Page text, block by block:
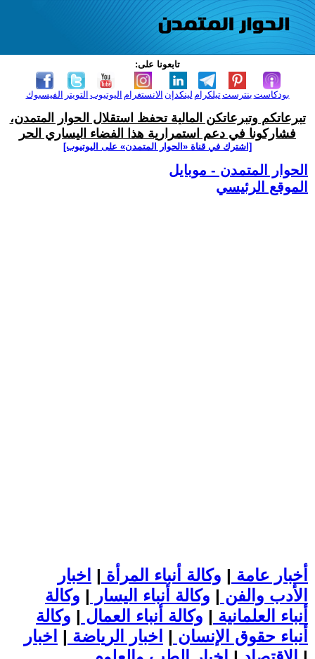
تابعونا على:
الفيسبوك التويتر اليوتيوب الانستغرام لينكدإن تيلكرامبنترست بودكاست
تبرعاتكم وتبرعاتكن المالية تحفظ استقلال الحوار المتمدن،
فشاركونا في دعم استمرارية هذا الفضاء اليساري الحر
[اشترك في قناة ‫«الحوار المتمدن» على اليوتيوب]
الحوار المتمدن - موبايل
الموقع الرئيسي
أخبار عامة | وكالة أنباء المرأة | اخبار
الأدب والفن | وكالة أنباء اليسار | وكالة
أنباء العلمانية | وكالة أنباء العمال | وكالة
أنباء حقوق الإنسان | اخبار الرياضة | اخبار